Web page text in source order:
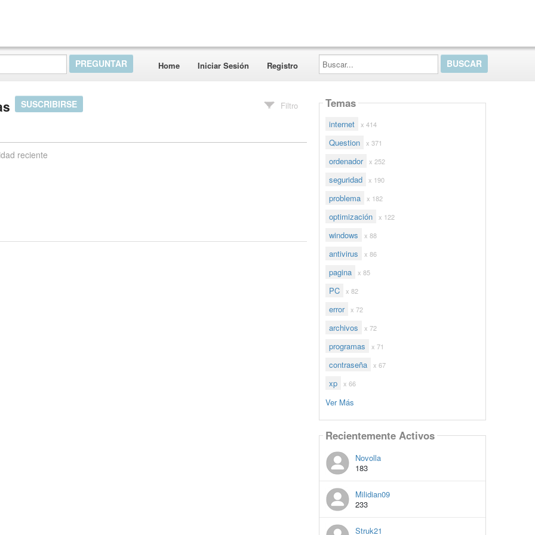
Home Iniciar Sesión Registro
Buscar...
SUSCRIBIRSE Filtro
reciente
Temas
internet x 414
Question x 371
ordenador x 252
seguridad x 190
problema x 182
optimización x 122
windows x 88
antivirus x 86
pagina x 85
PC x 82
error x 72
archivos x 72
programas x 71
contraseña x 67
xp x 66
Ver Más
Recientemente Activos
Novolla
183
Milidian09
233
Struk21